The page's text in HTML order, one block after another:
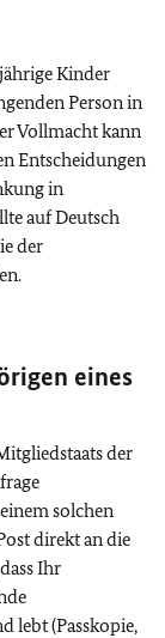
Kinder
Person in
Vollmacht kann
Entscheidungen
in
auf Deutsch
der
eines
der
solchen
direkt an die
Ihr
lebt (Passkopie,